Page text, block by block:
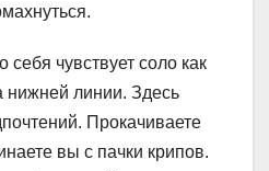
чувствует соло как
нижней линии. Здесь
Прокачиваете
вы с пачки крипов.